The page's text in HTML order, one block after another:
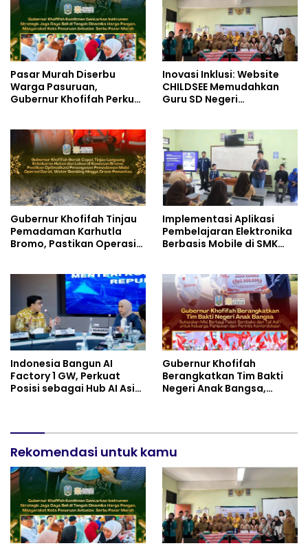
Pasar Murah Diserbu
Warga Pasuruan,
Gubernur Khofifah Perkuat
Inovasi Inklusi: Website
CHILDSEE Memudahkan
Guru SD Negeri
Berkebutuhan Khusus
Gubernur Khofifah Tinjau
Pemadaman Karhutla
Bromo, Pastikan Operasi
Implementasi Aplikasi
Pembelajaran Elektronika
Berbasis Mobile di SMK
dan Inovasi Pembelajaran
Indonesia Bangun AI
Factory 1 GW, Perkuat
Posisi sebagai Hub AI Asia
Gubernur Khofifah
Berangkatkan Tim Bakti
Negeri Anak Bangsa,
Rekomendasi untuk kamu